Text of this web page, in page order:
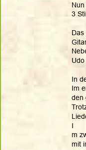
3
In
Im
den
I
m
mit